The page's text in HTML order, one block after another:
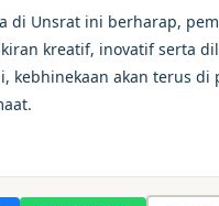
di Unsrat ini berharap,
kreatif, inovatif serta
kebhinekaan akan terus